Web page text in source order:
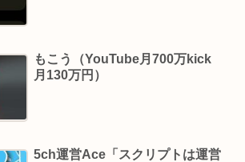
の歳までずっとタレント消費されて
の大女優・小川真由美（享年86）が
死去していた 実娘が明かす「毒母」
の晩年
もこう（YouTube月700万kick
月130万円）
5ch運営Ace「スクリプトは運営